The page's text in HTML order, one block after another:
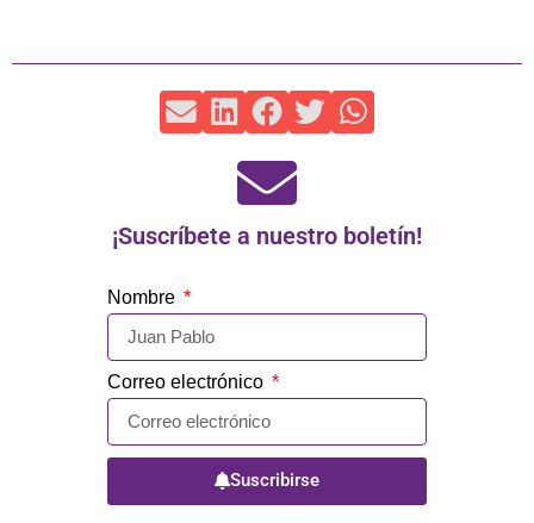
¡Suscríbete a nuestro boletín!
Nombre
Correo electrónico
Suscribirse